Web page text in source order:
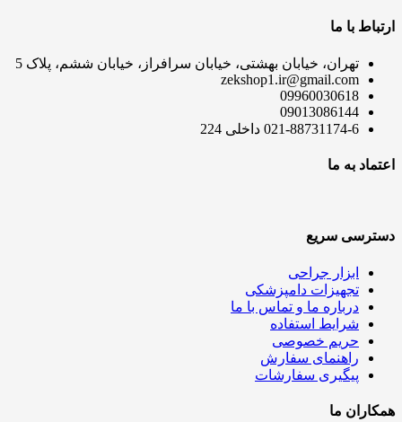
ارتباط با ما
تهران، خیابان بهشتی، خیابان سرافراز، خیابان ششم، پلاک 5
zekshop1.ir@gmail.com
09960030618
09013086144
021-88731174-6 داخلی 224
اعتماد به ما
دسترسی سریع
ابزار جراحی
تجهیزات دامپزشکی
درباره ما و تماس با ما
شرایط استفاده
حریم خصوصی
راهنمای سفارش
پیگیری سفارشات
همکاران ما